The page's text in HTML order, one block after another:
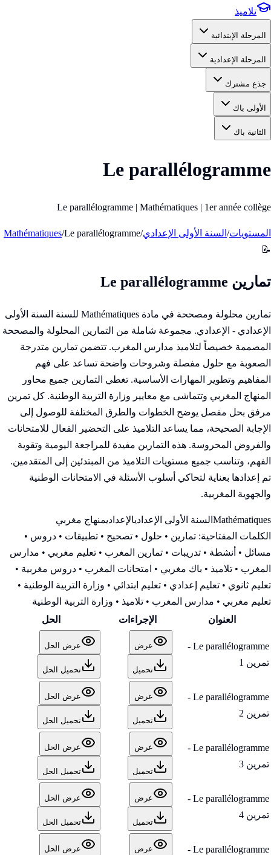
تلاميذ
المرحلة الإبتدائية
المرحلة الإعدادية
جذع مشترك
الأولى باك
الثانية باك
Le parallélogramme
Le parallélogramme | Mathématiques | 1er année collège
المستويات/ السنة الأولى الإعدادي/
Mathématiques/Le parallélogramme
📝
تمارين Le parallélogramme
تمارين محلولة ومصححة في مادة Mathématiques للسنة السنة الأولى
الإعدادي - الإعدادي. مجموعة شاملة من التمارين المحلولة والمصححة
المصممة خصيصاً لتلاميذ مدارس المغرب. تتضمن تمارين متدرجة
الصعوبة مع حلول مفصلة وشروحات واضحة تساعد على فهم
المفاهيم وتطوير المهارات الأساسية. تغطي التمارين جميع محاور
المنهاج المغربي وتتماشى مع معايير وزارة التربية الوطنية. كل تمرين
مرفق بحل مفصل يوضح الخطوات والطرق المختلفة للوصول إلى
الإجابة الصحيحة، مما يساعد التلاميذ على التحضير الفعال للامتحانات
والفروض المحروسة. هذه التمارين مفيدة للمراجعة اليومية وتقوية
الفهم، وتناسب جميع مستويات التلاميذ من المبتدئين إلى المتقدمين.
تم إعدادها بعناية لتحاكي أسلوب الأسئلة في الامتحانات الوطنية
والجهوية المغربية.
Mathématiques السنة الأولى الإعداديالإعداديمنهاج مغربي
الكلمات المفتاحية: تمارين • حلول • تصحيح • تطبيقات • دروس •
مسائل • أنشطة • تدريبات • تمارين المغرب • تعليم مغربي • مدارس
المغرب • تلاميذ • باك مغربي • امتحانات المغرب • دروس مغربية •
تعليم ثانوي • تعليم إعدادي • تعليم ابتدائي • وزارة التربية الوطنية •
تعليم مغربي • مدارس المغرب • تلاميذ • وزارة التربية الوطنية
العنوان
الإجراءات الحل
Le parallélogramme -
تمرين 1
عرض
تحميل
عرض الحل
تحميل الحل
Le parallélogramme -
تمرين 2
عرض
تحميل
عرض الحل
تحميل الحل
Le parallélogramme -
تمرين 3
عرض
تحميل
عرض الحل
تحميل الحل
Le parallélogramme -
تمرين 4
عرض
تحميل
عرض الحل
تحميل الحل
Le parallélogramme -
عرض عرض الحل